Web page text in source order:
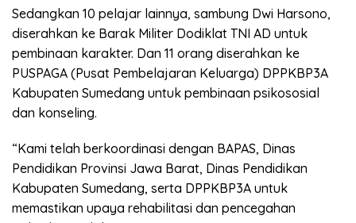
Sedangkan 10 pelajar lainnya, sambung Dwi Harsono,
diserahkan ke Barak Militer Dodiklat TNI AD untuk
pembinaan karakter. Dan 11 orang diserahkan ke
PUSPAGA (Pusat Pembelajaran Keluarga) DPPKBP3A
Kabupaten Sumedang untuk pembinaan psikososial
dan konseling.
“Kami telah berkoordinasi dengan BAPAS, Dinas
Pendidikan Provinsi Jawa Barat, Dinas Pendidikan
Kabupaten Sumedang, serta DPPKBP3A untuk
memastikan upaya rehabilitasi dan pencegahan